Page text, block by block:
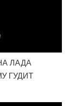
ЛАДА
ГУДИТ